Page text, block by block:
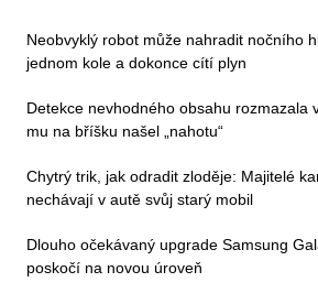
Neobvyklý robot může nahradit nočního
jednom kole a dokonce cítí plyn
Detekce nevhodného obsahu rozmazala
mu na bříšku našel „nahotu“
Chytrý trik, jak odradit zloděje: Majitelé
nechávají v autě svůj starý mobil
Dlouho očekávaný upgrade Samsung
poskočí na novou úroveň